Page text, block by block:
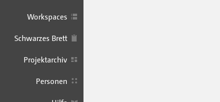
Workspaces
Schwarzes Brett
Projektarchiv
Personen